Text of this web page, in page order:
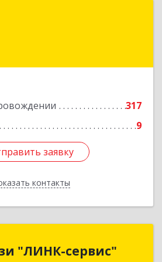
317
9
заявку
контакты
обл, Архангельск г,
заявку
Назад
"ЛИНК-сервис"
"ЛИНК-сервис"